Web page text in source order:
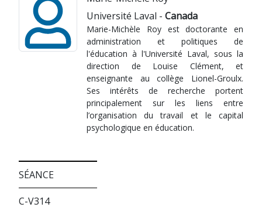
Université Laval - Canada
Marie-Michèle Roy est doctorante en
administration et politiques de
l'éducation à l'Université Laval, sous la
direction de Louise Clément, et
enseignante au collège Lionel-Groulx.
Ses intérêts de recherche portent
principalement sur les liens entre
l’organisation du travail et le capital
psychologique en éducation.
SÉANCE
C-V314